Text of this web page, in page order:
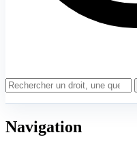
Navigation